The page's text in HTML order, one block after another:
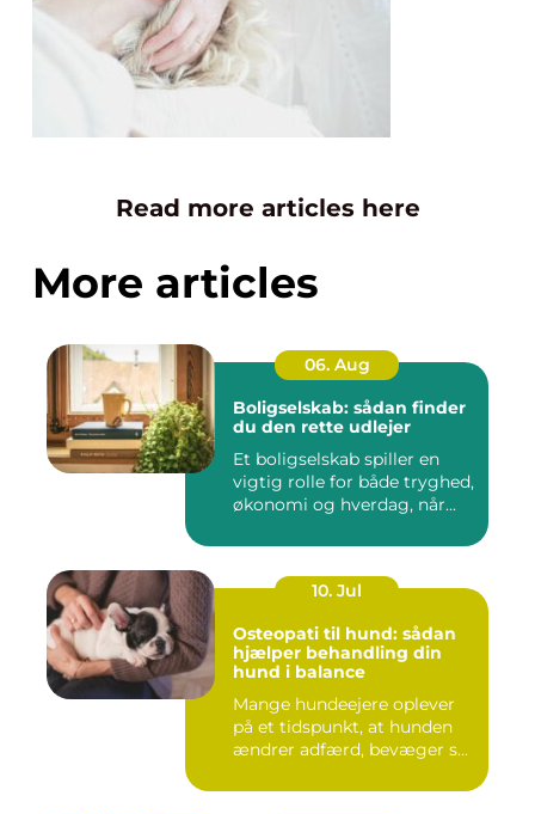
Read more articles here
More articles
06. Aug
Boligselskab: sådan finder
du den rette udlejer
Et boligselskab spiller en
vigtig rolle for både tryghed,
økonomi og hverdag, når...
10. Jul
Osteopati til hund: sådan
hjælper behandling din
hund i balance
Mange hundeejere oplever
på et tidspunkt, at hunden
ændrer adfærd, bevæger s...